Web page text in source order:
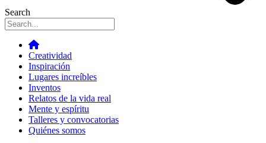
Search
Creatividad
Inspiración
Lugares increíbles
Inventos
Relatos de la vida real
Mente y espíritu
Talleres y convocatorias
Quiénes somos